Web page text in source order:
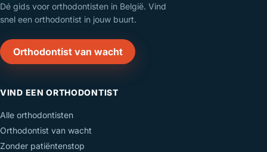
Dé gids voor orthodontisten in België. Vind
snel een orthodontist in jouw buurt.
Orthodontist van wacht
VIND EEN ORTHODONTIST
Alle orthodontisten
Orthodontist van wacht
Zonder patiëntenstop